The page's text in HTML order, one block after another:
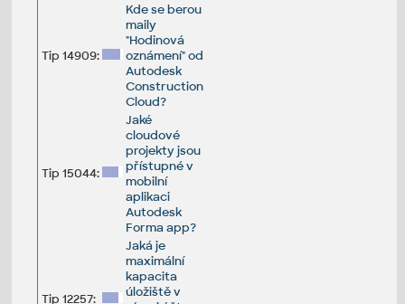
Tip 14909:
Kde se berou
maily
"Hodinová
oznámení" od
Autodesk
Construction
Cloud?
Tip 15044:
Jaké
cloudové
projekty jsou
přístupné v
mobilní
aplikaci
Autodesk
Forma app?
Tip 12257:
Jaká je
maximální
kapacita
úložiště v